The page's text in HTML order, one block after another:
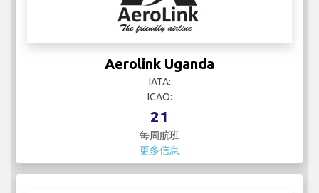
Aerolink Uganda
IATA:
ICAO:
21
每周航班
更多信息